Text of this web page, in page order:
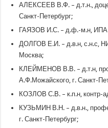
АЛЕКСЕЕВ В.Ф. – д.т.н.,
Санкт-Петербург;
ГАЯЗОВ И.С. – д.ф.-м.н, ИПА
ДОЛГОВ Е.И. – д.в.н, с.н.с,
Москва;
КЛЕЙМЕНОВ В.В. – д.т.н,
А.Ф.Можайского, г. Санкт-
КОЗЛОВ С.В. – к.п.н, контр-
КУЗЬМИН В.Н. – д.в.н.,
г. Санкт-Петербург;